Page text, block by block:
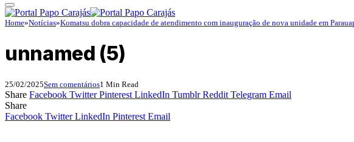
Home»Notícias»Komatsu dobra capacidade de atendimento com inauguração de nova unidade em
unnamed (5)
25/02/2025Sem comentários1 Min Read
Share Facebook Twitter Pinterest LinkedIn Tumblr Reddit Telegram Email
Share
Facebook Twitter LinkedIn Pinterest Email